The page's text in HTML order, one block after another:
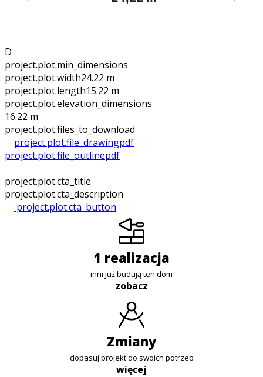
D
project.plot.min_dimensions
project.plot.width24.22 m
project.plot.length15.22 m
project.plot.elevation_dimensions
16.22 m
project.plot.files_to_download
project.plot.file_drawingpdf
project.plot.file_outlinepdf
project.plot.cta_title
project.plot.cta_description
project.plot.cta_button
1 realizacja
inni już budują ten dom
zobacz
zmiany
dopasuj projekt do swoich potrzeb
więcej